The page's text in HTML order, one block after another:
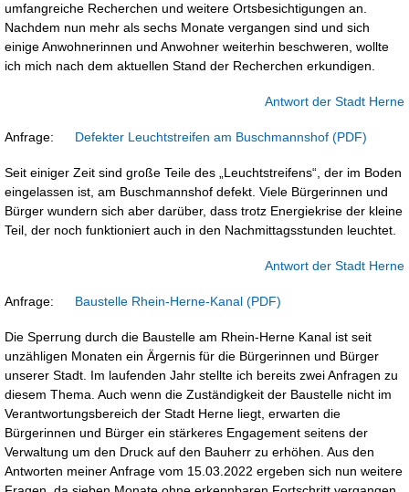
umfangreiche Recherchen und weitere Ortsbesichtigungen an.
Nachdem nun mehr als sechs Monate vergangen sind und sich
einige Anwohnerinnen und Anwohner weiterhin beschweren, wollte
ich mich nach dem aktuellen Stand der Recherchen erkundigen.
Antwort der Stadt Herne
Anfrage: Defekter Leuchtstreifen am Buschmannshof
Seit einiger Zeit sind große Teile des „Leuchtstreifens“, der im Boden
eingelassen ist, am Buschmannshof defekt. Viele Bürgerinnen und
Bürger wundern sich aber darüber, dass trotz Energiekrise der kleine
Teil, der noch funktioniert auch in den Nachmittagsstunden leuchtet.
Antwort der Stadt Herne
Anfrage: Baustelle Rhein-Herne-Kanal
Die Sperrung durch die Baustelle am Rhein-Herne Kanal ist seit
unzähligen Monaten ein Ärgernis für die Bürgerinnen und Bürger
unserer Stadt. Im laufenden Jahr stellte ich bereits zwei Anfragen zu
diesem Thema. Auch wenn die Zuständigkeit der Baustelle nicht im
Verantwortungsbereich der Stadt Herne liegt, erwarten die
Bürgerinnen und Bürger ein stärkeres Engagement seitens der
Verwaltung um den Druck auf den Bauherr zu erhöhen. Aus den
Antworten meiner Anfrage vom 15.03.2022 ergeben sich nun weitere